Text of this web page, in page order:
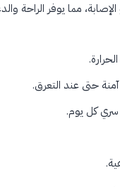
مما يوفر الراحة
حتى عند التعرق.
سري كل يوم.